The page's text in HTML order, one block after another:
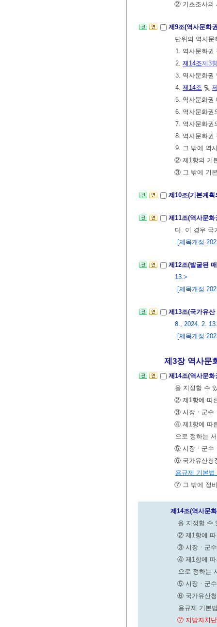
② 기초조사의
제9조(역사문화
단위의 역사문
1. 역사문화권
2. 제14조제3
3. 역사문화권
4. 제14조 및
5. 역사문화권
6. 역사문화권
7. 역사문화권
8. 역사문화권
9. 그 밖에 역
② 제1항의 기
③ 그 밖에 기
제10조(기본계
제11조(역사문
다. 이 경우 국
[제목개정
제12조(발굴된
13.>
[제목개정
제13조(국가유
8., 2024. 2.
[제목개정
제3장 역사문화
제14조(역사문
을 지정할 수
② 제1항에 따
③ 시장ㆍ군수
④ 제1항에 따
으로 정하는
⑤ 시장ㆍ군수
⑥ 국가유산청
용규제 기본법
⑦ 그 밖에 정
제14조(역사문
을 지정할 수
② 제1항에 따
③ 시장ㆍ군수
④ 제1항에 따
으로 정하는
⑤ 시장ㆍ군수
⑥ 국가유산청
용규제 기본
⑦ 지방자치단